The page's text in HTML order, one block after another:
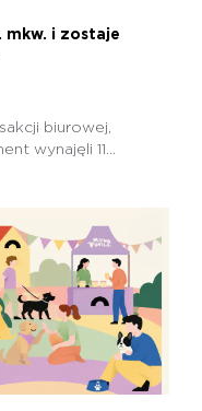
mkw. i zostaje
biurowej,
wynajęli 11...